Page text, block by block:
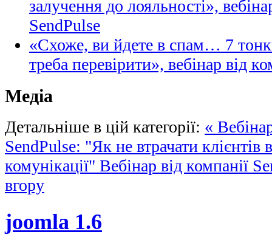
залучення до лояльності»,
SendPulse
«Схоже, ви йдете в спам… 7
треба перевірити», вебінар від
Медіа
Детальніше в цій категорії: «
SendPulse: "Як не втрачати клієнтів
комунікації" Вебінар від компанії
вгору
joomla 1.6